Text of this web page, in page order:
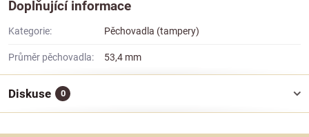
Doplňující informace
Kategorie: Pěchovadla (tampery)
Průměr pěchovadla: 53,4 mm
Diskuse 0